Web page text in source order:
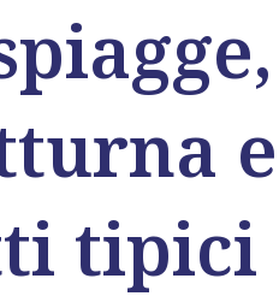
e
tipici